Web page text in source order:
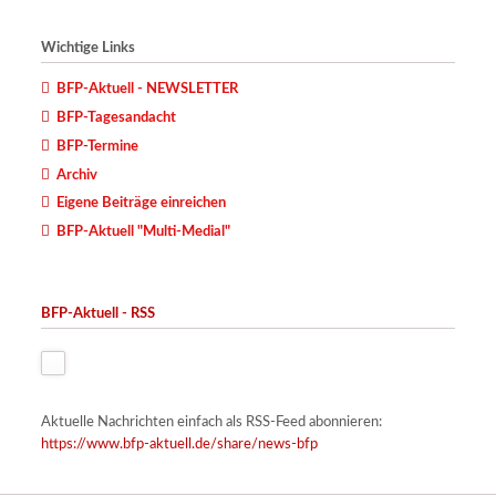
Wichtige Links
BFP-Aktuell - NEWSLETTER
BFP-Tagesandacht
BFP-Termine
Archiv
Eigene Beiträge einreichen
BFP-Aktuell "Multi-Medial"
BFP-Aktuell - RSS
Aktuelle Nachrichten einfach als RSS-Feed abonnieren:
https://www.bfp-aktuell.de/share/news-bfp